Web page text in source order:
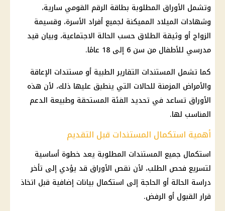
وتشمل الأوراق المطلوبة بطاقة الرقم القومي سارية،
وشهادات الميلاد المميكنة لجميع أفراد الأسرة، وقسيمة
الزواج أو وثيقة الطلاق حسب الحالة الاجتماعية، وبيان قيد
مدرسي للأطفال من سن 6 إلى 18 عامًا.
كما تشمل المستندات التقارير الطبية أو مستندات الإعاقة
والأمراض المزمنة للحالات التي ينطبق عليها ذلك، لأن هذه
الأوراق تساعد في تحديد الفئة المستحقة وطبيعة الدعم
المناسب لها.
أهمية استكمال المستندات قبل التقديم
استكمال جميع المستندات المطلوبة يعد خطوة أساسية
لتسريع فحص الطلب، لأن نقص الأوراق قد يؤدي إلى تأخر
دراسة الحالة أو الحاجة إلى استكمال بيانات إضافية قبل اتخاذ
قرار القبول أو الرفض.